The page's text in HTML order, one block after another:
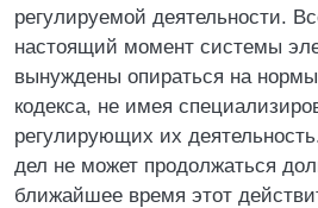
регулируемой деятельности.
настоящий момент системы
вынуждены опираться на нормы
кодекса, не имея
регулирующих их
дел не может продолжаться
ближайшее время этот